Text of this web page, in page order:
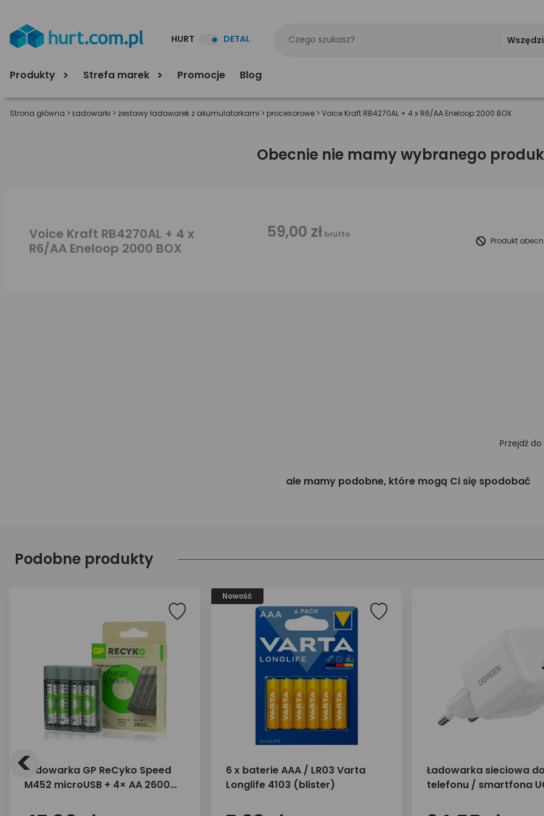
HURT DETAL
Produkty Strefa marek Promocje Blog
Strona główna > Ładowarki > zestawy ładowarek z akumulatorkami > procesorowe > Voice Kraft RB4270AL + 4 x R6/AA Eneloop 2000 BOX
Obecnie nie mamy wybranego
Voice Kraft RB4270AL + 4 x
R6/AA Eneloop 2000 BOX
59,00 zł brutto
Produkt
Przejdź do
ale mamy podobne, które mogą Ci się spodobać
Podobne produkty
Ładowarka GP ReCyko Speed
M452 microUSB + 4× AA 2600
Nowość
6 x baterie AAA / LR03 Varta
Longlife 4103 (blister)
Ładowarka sieciowa do
telefonu / smartfona
<